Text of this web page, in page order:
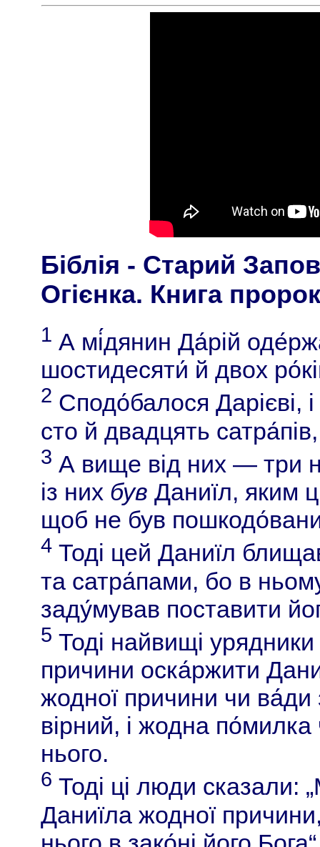
Біблія - Старий
Огієнка. Книга
1 А мі́дянин Да́рій
шостидесяти́ й двох
2 Сподо́балося Дарієві,
сто й двадцять
3 А вище від них — три
із них був Даниїл, яким
щоб не був
4 Тоді цей Даниїл
та сатра́пами, бо в
заду́мував поставити
5 Тоді найвищі
причини оска́ржити
жодної причини чи
вірний, і жодна
нього.
6 Тоді ці люди сказали:
Даниїла жодної